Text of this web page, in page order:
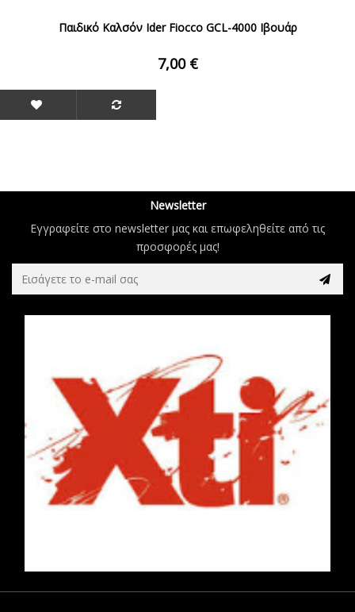
Παιδικό Καλσόν Ider Fiocco GCL-4000 Ιβουάρ
7,00 €
Newsletter
Εγγραφείτε στο newsletter μας και επωφεληθείτε από τις
προσφορές μας!